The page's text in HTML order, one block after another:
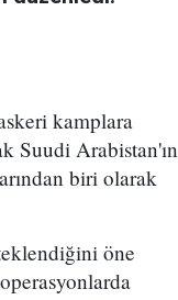
kamplara
Suudi Arabistan'ın
biri olarak
öne